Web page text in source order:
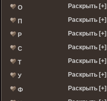
О Раскрыть [+]
П Раскрыть [+]
Р Раскрыть [+]
С Раскрыть [+]
Т Раскрыть [+]
У Раскрыть [+]
Ф Раскрыть [+]